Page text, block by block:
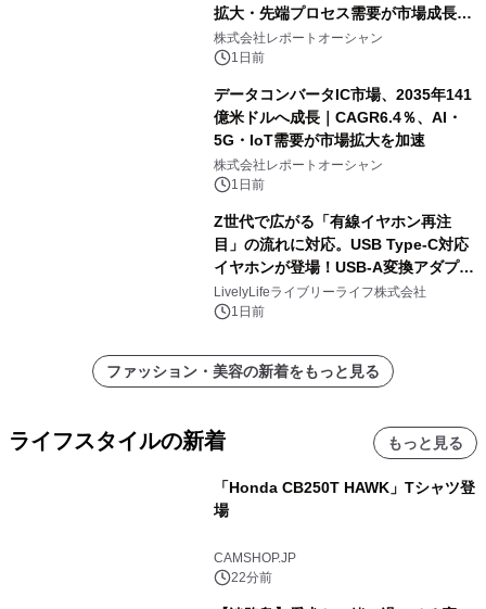
拡大・先端プロセス需要が市場成長を
加速
株式会社レポートオーシャン
1日前
データコンバータIC市場、2035年141
億米ドルへ成長｜CAGR6.4％、AI・
5G・IoT需要が市場拡大を加速
株式会社レポートオーシャン
1日前
Z世代で広がる「有線イヤホン再注
目」の流れに対応。USB Type-C対応
イヤホンが登場！USB-A変換アダプタ
ー付きでスマホからパソコンまで幅広
く活用可能
LivelyLifeライブリーライフ株式会社
1日前
ファッション・美容の新着をもっと見る
ライフスタイルの新着 もっと見る
「Honda CB250T HAWK」Tシャツ登
場
CAMSHOP.JP
22分前